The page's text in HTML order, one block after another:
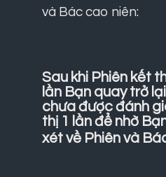
và Bác cao niên:
Sau khi Phiên kết
lần Bạn quay trở
chưa được đánh
thị 1 lần để nhờ
xét về Phiên và